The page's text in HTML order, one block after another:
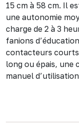
15 cm à 58 cm. Il
une autonomie
charge de 2 à 3
fanions
contacteurs
long ou épais, une
manuel